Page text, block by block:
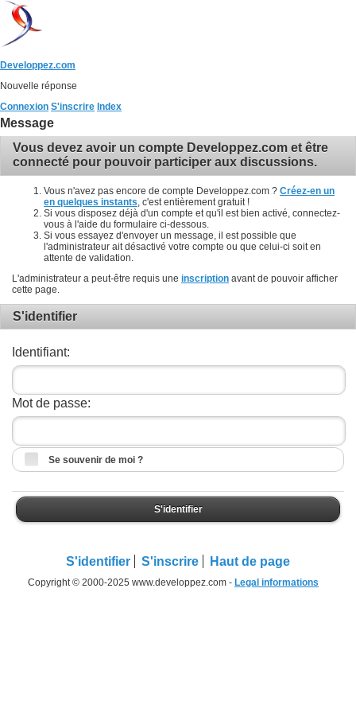
Developpez.com
Nouvelle réponse
Connexion S'inscrire Index
Message
Vous devez avoir un compte Developpez.com et être
connecté pour pouvoir participer aux discussions.
Vous n'avez pas encore de compte Developpez.com ? Créez-en un
en quelques instants , c'est entièrement gratuit !
Si vous disposez déjà d'un compte et qu'il est bien activé, connectez-
vous à l'aide du formulaire ci-dessous.
Si vous essayez d'envoyer un message, il est possible que
l'administrateur ait désactivé votre compte ou que celui-ci soit en
attente de validation.
L'administrateur a peut-être requis une inscription avant de pouvoir afficher
cette page.
S'identifier
Identifiant:
Mot de passe:
Se souvenir de moi ?
S'identifier
S'identifier S'inscrire Haut de page
Copyright © 2000-2025 www.developpez.com - Legal informations